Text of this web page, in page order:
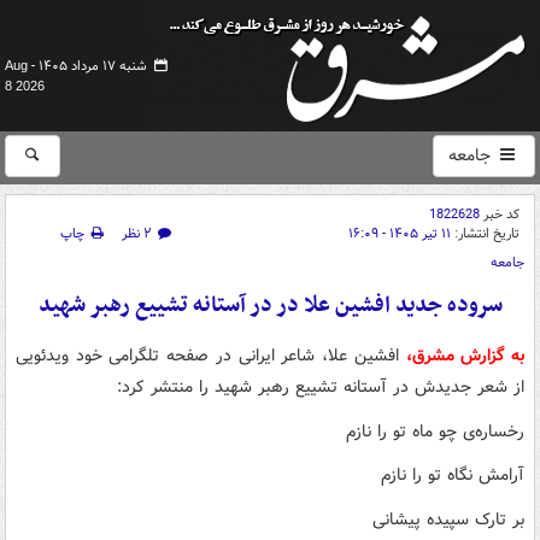
شنبه ۱۷ مرداد ۱۴۰۵ -
Aug
8 2026
جامعه
کد خبر1822628
تاریخ انتشار: ۱۱ تیر ۱۴۰۵ - ۱۶:۰۹ ۲ نظر
چاپ
جامعه
سروده جدید افشین علا در در آستانه‌ تشییع رهبر شهید
به گزارش مشرق، افشین علا، شاعر ایرانی در صفحه تلگرامی خود ویدئویی
از شعر جدیدش در آستانه‌ تشییع رهبر شهید را منتشر کرد:
رخساره‌ی چو ماه تو را نازم
آرامش نگاه تو را نازم
بر تارک سپیده‌ پیشانی